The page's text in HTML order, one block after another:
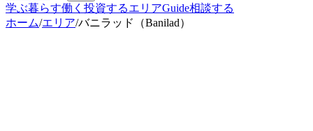
学ぶ暮らす働く 投資するエリアGuide相談する
ホーム/エリア/バニラッド（Banilad）